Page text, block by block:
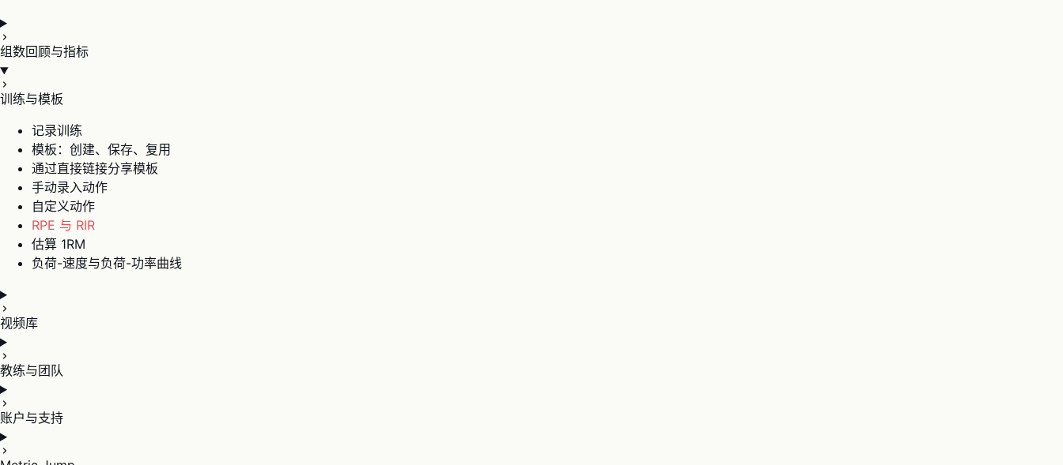
组数回顾与指标
训练与模板
记录训练
模板：创建、保存、复用
通过直接链接分享模板
手动录入动作
自定义动作
RPE 与 RIR
估算 1RM
负荷-速度与负荷-功率曲线
视频库
教练与团队
账户与支持